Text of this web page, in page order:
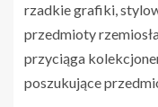
rzadkie grafiki,
przedmioty
przyciąga
poszukujące